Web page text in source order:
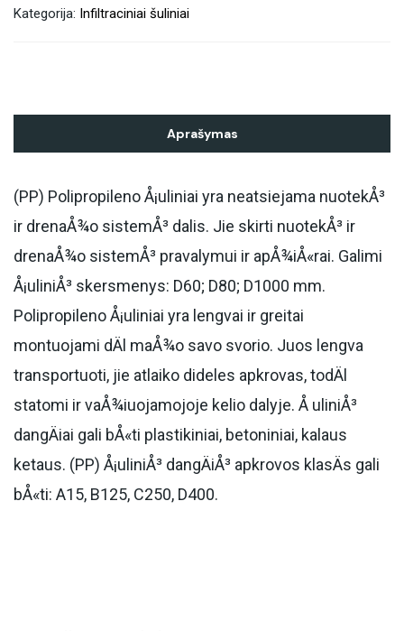
Kategorija: Infiltraciniai šuliniai
Aprašymas
(PP) Polipropileno Å¡uliniai yra neatsiejama nuotekÅ³
ir drenaÅ¾o sistemÅ³ dalis. Jie skirti nuotekÅ³ ir
drenaÅ¾o sistemÅ³ pravalymui ir apÅ¾iÅ«rai. Galimi
Å¡uliniÅ³ skersmenys: D60; D80; D1000 mm.
Polipropileno Å¡uliniai yra lengvai ir greitai
montuojami dÄl maÅ¾o savo svorio. Juos lengva
transportuoti, jie atlaiko dideles apkrovas, todÄl
statomi ir vaÅ¾iuojamojoje kelio dalyje. Å uliniÅ³
dangÄiai gali bÅ«ti plastikiniai, betoniniai, kalaus
ketaus. (PP) Å¡uliniÅ³ dangÄiÅ³ apkrovos klasÄs gali
bÅ«ti: A15, B125, C250, D400.